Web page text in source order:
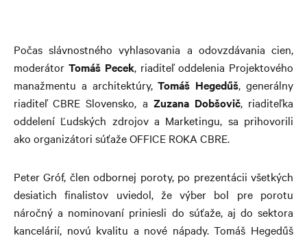
Počas slávnostného vyhlasovania a odovzdávania cien,
moderátor Tomáš Pecek, riaditeľ oddelenia Projektového
manažmentu a architektúry,Tomáš Hegedűš, generálny
riaditeľ CBRE Slovensko, a Zuzana Dobšovič, riaditeľka
oddelení Ľudských zdrojov a Marketingu, sa prihovorili
ako organizátori súťaže OFFICE ROKA CBRE.
Peter Gróf, člen odbornej poroty, po prezentácii všetkých
desiatich finalistov uviedol, že výber bol pre porotu
náročný a nominovaní priniesli do súťaže, aj do sektora
kancelárií, novú kvalitu a nové nápady. Tomáš Hegedűš